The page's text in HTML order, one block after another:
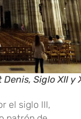
Siglo XII y
el siglo III,